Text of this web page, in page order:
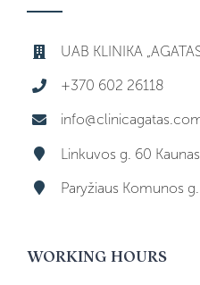
UAB KLINIKA
+370 602 26118
Linkuvos g. 60 Kaunas
Paryžiaus Komunos
WORKING HOURS